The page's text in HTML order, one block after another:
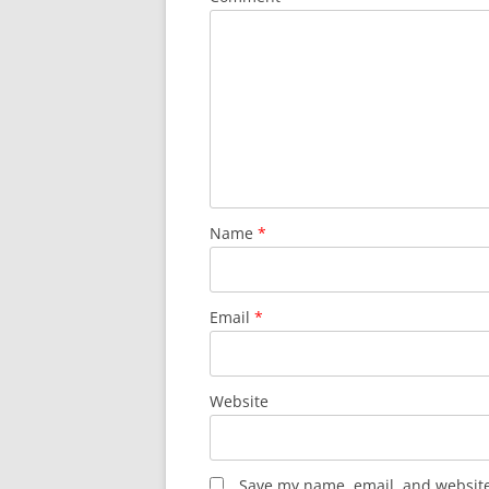
Name *
Email *
Website